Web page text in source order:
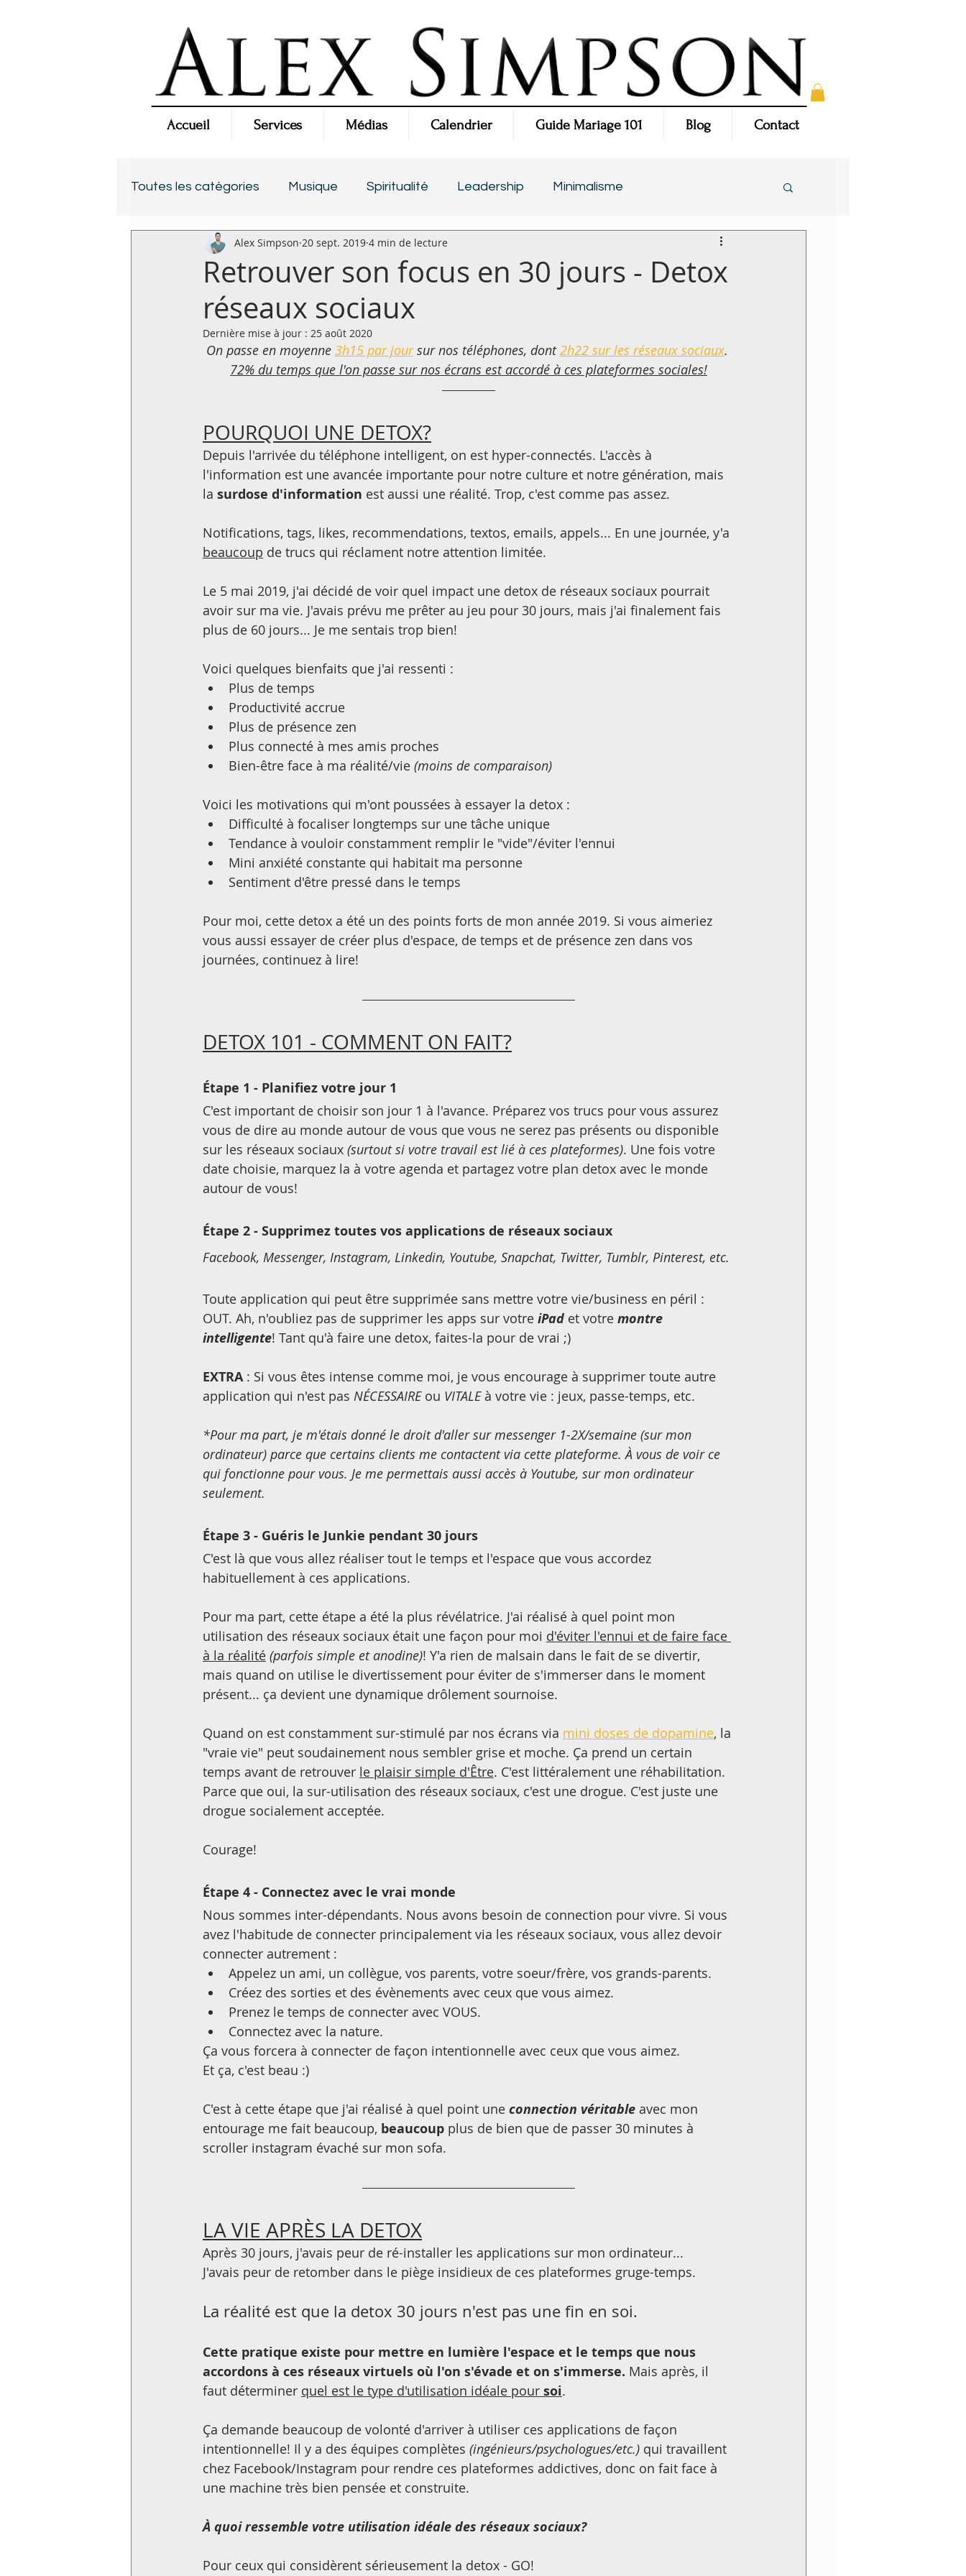
Accueil Services Médias Calendrier Guide Mariage 101 Blog Contact
Toutes les catégories Musique Spiritualité Leadership Minimalisme
Retrouver son focus en 30 jours - Detox
réseaux sociaux
Alex Simpson 20 sept. 2019 4 min de lecture
Dernière mise à jour : 25 août 2020
On passe en moyenne 3h15 par jour sur nos téléphones, dont 2h22 sur les réseaux sociaux.
72% du temps que l'on passe sur nos écrans est accordé à ces plateformes sociales!
POURQUOI UNE DETOX?
Depuis l'arrivée du téléphone intelligent, on est hyper-connectés. L'accès à
l'information est une avancée importante pour notre culture et notre génération, mais
la surdose d'information est aussi une réalité. Trop, c'est comme pas assez.
Notifications, tags, likes, recommendations, textos, emails, appels... En une journée, y'a
beaucoup de trucs qui réclament notre attention limitée.
Le 5 mai 2019, j'ai décidé de voir quel impact une detox de réseaux sociaux pourrait
avoir sur ma vie. J'avais prévu me prêter au jeu pour 30 jours, mais j'ai finalement fais
plus de 60 jours... Je me sentais trop bien!
Voici quelques bienfaits que j'ai ressenti :
Plus de temps
Productivité accrue
Plus de présence zen
Plus connecté à mes amis proches
Bien-être face à ma réalité/vie (moins de comparaison)
Voici les motivations qui m'ont poussées à essayer la detox :
Difficulté à focaliser longtemps sur une tâche unique
Tendance à vouloir constamment remplir le "vide"/éviter l'ennui
Mini anxiété constante qui habitait ma personne
Sentiment d'être pressé dans le temps
Pour moi, cette detox a été un des points forts de mon année 2019. Si vous aimeriez
vous aussi essayer de créer plus d'espace, de temps et de présence zen dans vos
journées, continuez à lire!
DETOX 101 - COMMENT ON FAIT?
Étape 1 - Planifiez votre jour 1
C'est important de choisir son jour 1 à l'avance. Préparez vos trucs pour vous assurez
vous de dire au monde autour de vous que vous ne serez pas présents ou disponible
sur les réseaux sociaux (surtout si votre travail est lié à ces plateformes). Une fois votre
date choisie, marquez la à votre agenda et partagez votre plan detox avec le monde
autour de vous!
Étape 2 - Supprimez toutes vos applications de réseaux sociaux
Facebook, Messenger, Instagram, Linkedin, Youtube, Snapchat, Twitter, Tumblr, Pinterest, etc.
Toute application qui peut être supprimée sans mettre votre vie/business en péril :
OUT. Ah, n'oubliez pas de supprimer les apps sur votre iPad et votre montre
intelligente! Tant qu'à faire une detox, faites-la pour de vrai ;)
EXTRA : Si vous êtes intense comme moi, je vous encourage à supprimer toute autre
application qui n'est pas NÉCESSAIRE ou VITALE à votre vie : jeux, passe-temps, etc.
*Pour ma part, je m'étais donné le droit d'aller sur messenger 1-2X/semaine (sur mon
ordinateur) parce que certains clients me contactent via cette plateforme. À vous de voir ce
qui fonctionne pour vous. Je me permettais aussi accès à Youtube, sur mon ordinateur
seulement.
Étape 3 - Guéris le Junkie pendant 30 jours
C'est là que vous allez réaliser tout le temps et l'espace que vous accordez
habituellement à ces applications.
Pour ma part, cette étape a été la plus révélatrice. J'ai réalisé à quel point mon
utilisation des réseaux sociaux était une façon pour moi d'éviter l'ennui et de faire face
à la réalité (parfois simple et anodine)! Y'a rien de malsain dans le fait de se divertir,
mais quand on utilise le divertissement pour éviter de s'immerser dans le moment
présent... ça devient une dynamique drôlement sournoise.
Quand on est constamment sur-stimulé par nos écrans via mini doses de dopamine, la
"vraie vie" peut soudainement nous sembler grise et moche. Ça prend un certain
temps avant de retrouver le plaisir simple d'Être. C'est littéralement une réhabilitation.
Parce que oui, la sur-utilisation des réseaux sociaux, c'est une drogue. C'est juste une
drogue socialement acceptée.
Courage!
Étape 4 - Connectez avec le vrai monde
Nous sommes inter-dépendants. Nous avons besoin de connection pour vivre. Si vous
avez l'habitude de connecter principalement via les réseaux sociaux, vous allez devoir
connecter autrement :
Appelez un ami, un collègue, vos parents, votre soeur/frère, vos grands-parents.
Créez des sorties et des évènements avec ceux que vous aimez.
Prenez le temps de connecter avec VOUS.
Connectez avec la nature.
Ça vous forcera à connecter de façon intentionnelle avec ceux que vous aimez.
Et ça, c'est beau :)
C'est à cette étape que j'ai réalisé à quel point une connection véritable avec mon
entourage me fait beaucoup, beaucoup plus de bien que de passer 30 minutes à
scroller instagram évaché sur mon sofa.
LA VIE APRÈS LA DETOX
Après 30 jours, j'avais peur de ré-installer les applications sur mon ordinateur...
J'avais peur de retomber dans le piège insidieux de ces plateformes gruge-temps.
La réalité est que la detox 30 jours n'est pas une fin en soi.
Cette pratique existe pour mettre en lumière l'espace et le temps que nous
accordons à ces réseaux virtuels où l'on s'évade et on s'immerse. Mais après, il
faut déterminer quel est le type d'utilisation idéale pour soi.
Ça demande beaucoup de volonté d'arriver à utiliser ces applications de façon
intentionnelle! Il y a des équipes complètes (ingénieurs/psychologues/etc.) qui travaillent
chez Facebook/Instagram pour rendre ces plateformes addictives, donc on fait face à
une machine très bien pensée et construite.
À quoi ressemble votre utilisation idéale des réseaux sociaux?
Pour ceux qui considèrent sérieusement la detox - GO!